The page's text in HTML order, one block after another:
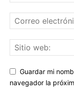
Guardar mi
navegador la